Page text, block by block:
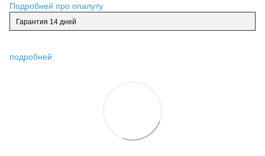
Подробней про опалуту
Гарантия 14 дней
подробней